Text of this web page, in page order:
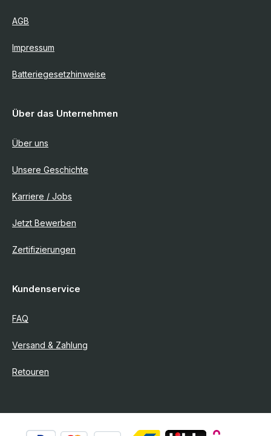
AGB
Impressum
Batteriegesetzhinweise
Über das Unternehmen
Über uns
Unsere Geschichte
Karriere / Jobs
Jetzt Bewerben
Zertifizierungen
Kundenservice
FAQ
Versand & Zahlung
Retouren